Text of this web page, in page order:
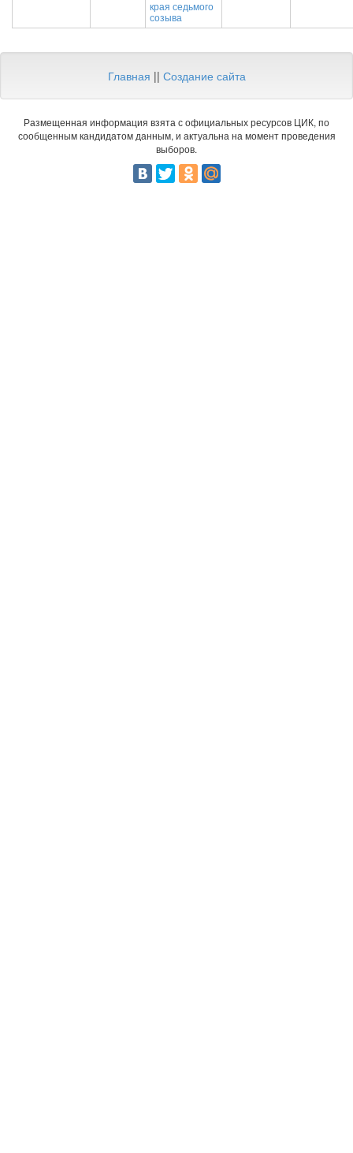
края седьмого
созыва
Главная || Создание сайта
Размещенная информация взята с официальных ресурсов ЦИК, по
сообщенным кандидатом данным, и актуальна на момент проведения
выборов.